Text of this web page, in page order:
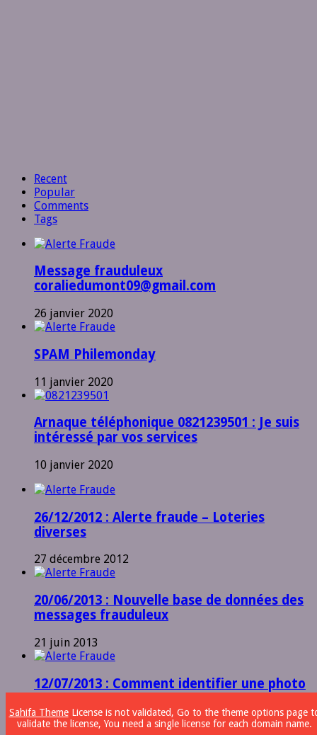
Recent
Popular
Comments
Tags
Message frauduleux
coraliedumont09@gmail.com
26 janvier 2020
SPAM Philemonday
11 janvier 2020
Arnaque téléphonique 0821239501 : Je suis
intéressé par vos services
10 janvier 2020
26/12/2012 : Alerte fraude – Loteries
diverses
27 décembre 2012
20/06/2013 : Nouvelle base de données des
messages frauduleux
21 juin 2013
12/07/2013 : Comment identifier une photo
12 juillet 2013
Sahifa ThemeLicense is not validated, Go to the theme options page
validate the license, You need a single license for each domain name.